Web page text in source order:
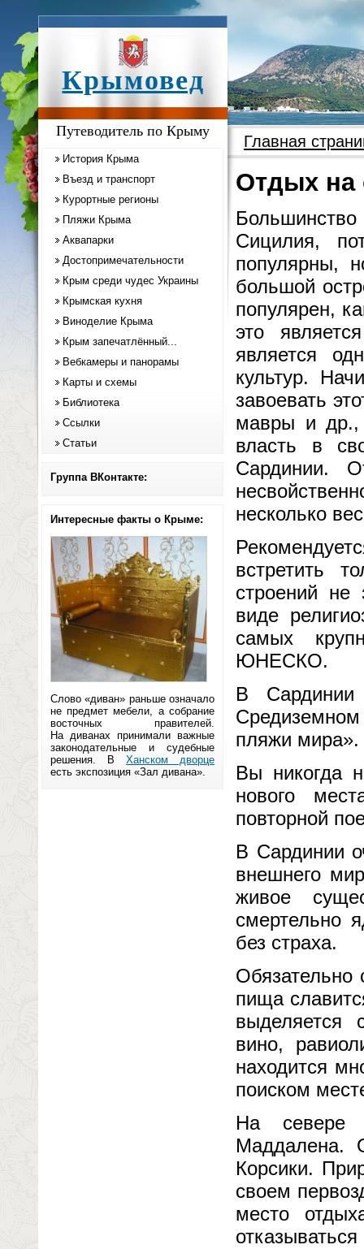
Крымовед
Путеводитель по Крыму
История Крыма
Въезд и транспорт
Курортные регионы
Пляжи Крыма
Аквапарки
Достопримечательности
Крым среди чудес Украины
Крымская кухня
Виноделие Крыма
Крым запечатлённый...
Вебкамеры и панорамы
Карты и схемы
Библиотека
Ссылки
Статьи
Группа ВКонтакте:
Интересные факты о Крыме:
Слово «диван» раньше означало
не предмет мебели, а собрание
восточных правителей.
На диванах принимали важные
законодательные и судебные
решения. В Ханском дворце
есть экспозиция «Зал дивана».
Главная
Отдых на
Сицилия,
популярны,
большой
популярен,
это
является
культур.
завоевать
мавры и др.,
власть в
Сардинии.
несколько
встретить
строений не
виде
самых
ЮНЕСКО.
В
пляжи мира».
Вы никогда
нового
повторной
В Сардинии
внешнего
живое
смертельно
без страха.
Обязательно
пища
выделяется
вино,
находится
поиском
На севере
Маддалена.
Корсики.
своем
место